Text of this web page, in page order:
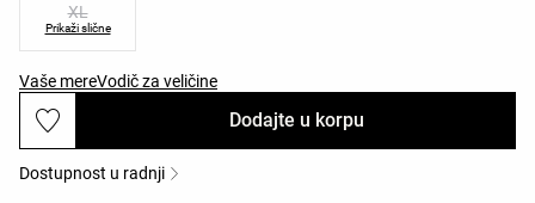
XL
Prikaži slične
Vaše mereVodič za veličine
Dodajte u korpu
Dostupnost u radnji